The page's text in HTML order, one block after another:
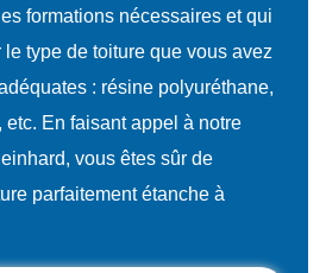
formations nécessaires et qui
type de toiture que vous avez
: résine polyuréthane,
etc. En faisant appel à notre
vous êtes sûr de
parfaitement étanche à